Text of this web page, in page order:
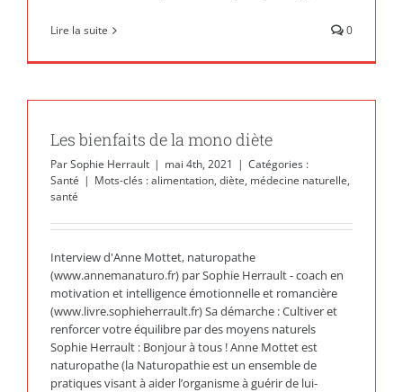
Lire la suite 0
Les bienfaits de la mono diète
ParSophie Herrault | mai 4th, 2021 | Catégories :
Santé | Mots-clés :alimentation, diète, médecine naturelle,
santé
Interview d'Anne Mottet, naturopathe
(www.annemanaturo.fr) par Sophie Herrault - coach en
motivation et intelligence émotionnelle et romancière
(www.livre.sophieherrault.fr) Sa démarche : Cultiver et
renforcer votre équilibre par des moyens naturels
Sophie Herrault : Bonjour à tous ! Anne Mottet est
naturopathe (la Naturopathie est un ensemble de
pratiques visant à aider l’organisme à guérir de lui-